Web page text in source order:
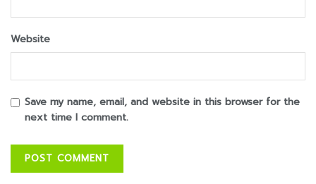
Website
Save my name, email, and website in this browser for the
next time I comment.